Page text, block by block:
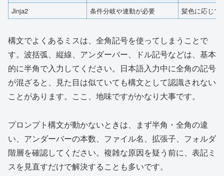
Jinja2 条件分岐や連動が必要 髪色に応じて
構文でよくあるミスは、全角記号を使ってしまうことで
す。波括弧、縦線、アンダーバー、ドル記号などは、基本
的に半角で入力してください。日本語入力中に全角の記号
が混ざると、見た目は似ていても構文として認識されない
ことがあります。ここ、地味ですがかなり大事です。
プロンプト構文が動かないときは、まず半角・全角の違
い、アンダーバーの本数、ファイル名、拡張子、フォルダ
階層を確認してください。複雑な原因を疑う前に、表記ミ
スを見直すだけで解決することも多いです。